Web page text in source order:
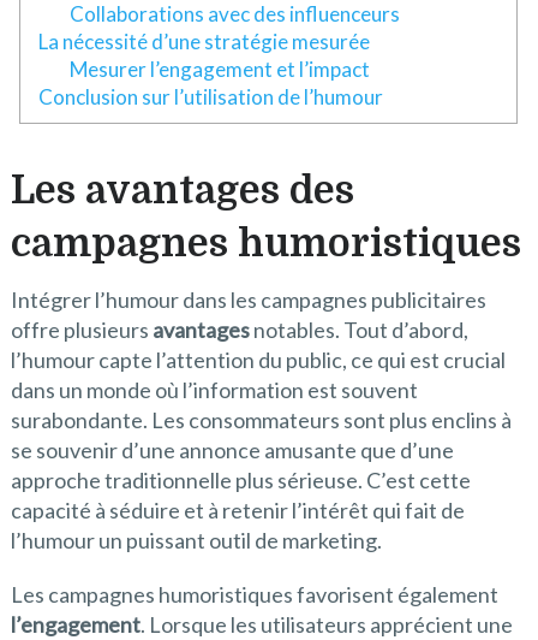
Collaborations avec des influenceurs
La nécessité d’une stratégie mesurée
Mesurer l’engagement et l’impact
Conclusion sur l’utilisation de l’humour
Les avantages des
campagnes humoristiques
Intégrer l’humour dans les campagnes publicitaires
offre plusieurs avantagesnotables. Tout d’abord,
l’humour capte l’attention du public, ce qui est crucial
dans un monde où l’information est souvent
surabondante. Les consommateurs sont plus enclins à
se souvenir d’une annonce amusante que d’une
approche traditionnelle plus sérieuse. C’est cette
capacité à séduire et à retenir l’intérêt qui fait de
l’humour un puissant outil de marketing.
Les campagnes humoristiques favorisent également
l’engagement. Lorsque les utilisateurs apprécient une